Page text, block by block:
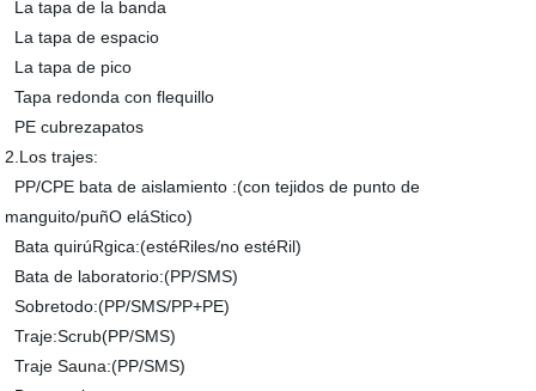
La tapa de la banda
La tapa de espacio
La tapa de pico
Tapa redonda con flequillo
PE cubrezapatos
2.Los trajes:
PP/CPE bata de aislamiento :(con tejidos de punto de
manguito/puñO eláStico)
Bata quirúRgica:(estéRiles/no estéRil)
Bata de laboratorio:(PP/SMS)
Sobretodo:(PP/SMS/PP+PE)
Traje:Scrub(PP/SMS)
Traje Sauna:(PP/SMS)